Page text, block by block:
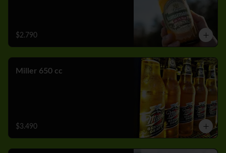
$2.790
Miller 650 cc
$3.490